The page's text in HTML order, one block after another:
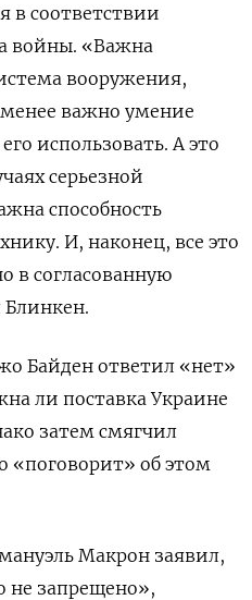
в соответствии
войны. «Важна
вооружения,
важно умение
использовать. А это
серьезной
способность
И, наконец, все это
в согласованную
Байден ответил «нет»
ли поставка Украине
затем смягчил
об этом
Макрон заявил,
не запрещено»,